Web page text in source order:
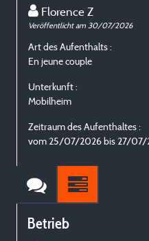
Florence Z
Veröffentlicht am 30/07/2026
Art des Aufenthalts :
En jeune couple
Unterkunft :
Mobilheim
Zeitraum des Aufenthaltes :
vom 25/07/2026 bis 27/07/
Betrieb